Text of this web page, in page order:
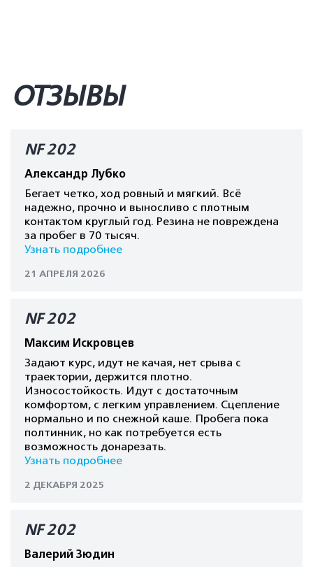
ОТЗЫВЫ
NF 202
Александр Лубко
Бегает четко, ход ровный и мягкий. Всё
надежно, прочно и выносливо с плотным
контактом круглый год. Резина не повреждена
за пробег в 70 тысяч.
Узнать подробнее
21 АПРЕЛЯ 2026
NF 202
Максим Искровцев
Задают курс, идут не качая, нет срыва с
траектории, держится плотно.
Износостойкость. Идут с достаточным
комфортом, с легким управлением. Сцепление
нормально и по снежной каше. Пробега пока
полтинник, но как потребуется есть
возможность донарезать.
Узнать подробнее
2 ДЕКАБРЯ 2025
NF 202
Валерий Зюдин